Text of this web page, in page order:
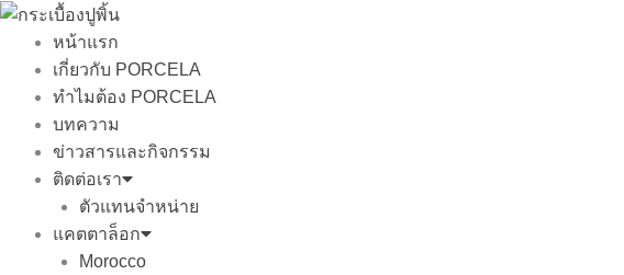
Skip
content
หน้าแรก
เกี่ยวกับ PORCELA
ทำไมต้อง PORCELA
บทความ
ข่าวสารและกิจกรรม
ติดต่อเรา
ตัวแทนจำหน่าย
แคตตาล็อก
Morocco